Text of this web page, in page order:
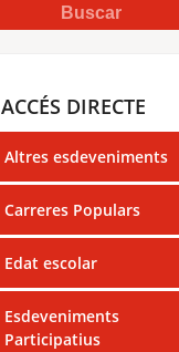
ACCÉS DIRECTE
Altres esdeveniments
Carreres Populars
Edat escolar
Esdeveniments
Participatius